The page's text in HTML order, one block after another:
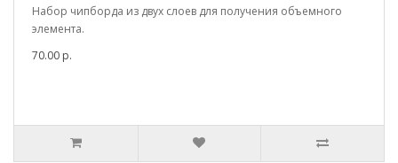
Набор чипборда из двух слоев для получения объемного
элемента.
70.00 р.